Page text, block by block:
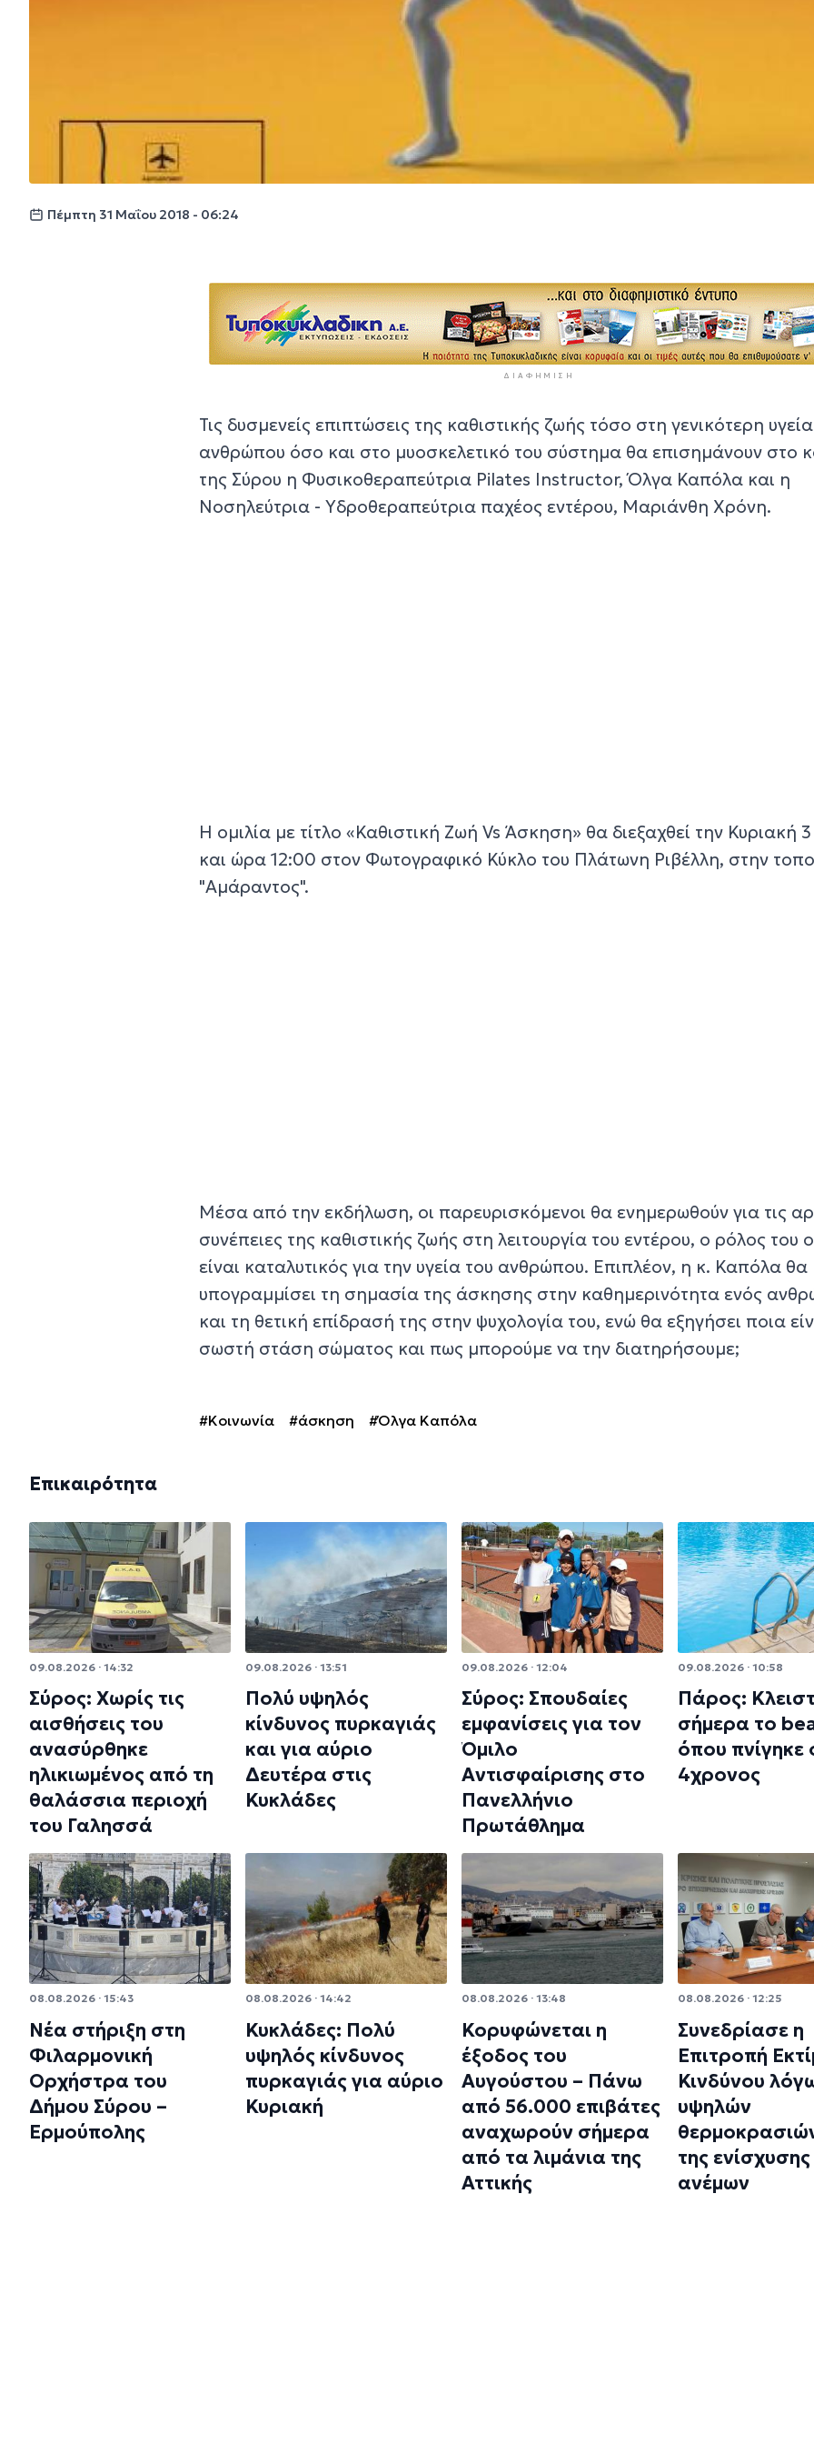
Πέμπτη 31 Μαΐου 2018 - 06:24
ΔΙΑΦΉΜΙΣΗ
Τις δυσμενείς επιπτώσεις της καθιστικής ζωής τόσο στη γενικότερη
ανθρώπου όσο και στο μυοσκελετικό του σύστημα θα επισημάνουν στο
της Σύρου η Φυσικοθεραπεύτρια Pilates Instructor, Όλγα Καπόλα και η
Νοσηλεύτρια - Υδροθεραπεύτρια παχέος εντέρου, Μαριάνθη Χρόνη.
Η ομιλία με τίτλο «Καθιστική Ζωή Vs Άσκηση» θα διεξαχθεί την Κυριακή 3
και ώρα 12:00 στον Φωτογραφικό Κύκλο του Πλάτωνη Ριβέλλη, στην
"Αμάραντος".
Μέσα από την εκδήλωση, οι παρευρισκόμενοι θα ενημερωθούν για τις
συνέπειες της καθιστικής ζωής στη λειτουργία του εντέρου, ο ρόλος του
είναι καταλυτικός για την υγεία του ανθρώπου. Επιπλέον, η κ. Καπόλα θα
υπογραμμίσει τη σημασία της άσκησης στην καθημερινότητα ενός
και τη θετική επίδρασή της στην ψυχολογία του, ενώ θα εξηγήσει ποια
σωστή στάση σώματος και πως μπορούμε να την διατηρήσουμε;
#Κοινωνία #άσκηση #Όλγα Καπόλα
Επικαιρότητα
09.08.2026 · 14:32
Σύρος: Χωρίς τις
αισθήσεις του
ανασύρθηκε
ηλικιωμένος από τη
θαλάσσια περιοχή
του Γαλησσά
09.08.2026 · 13:51
Πολύ υψηλός
κίνδυνος πυρκαγιάς
και για αύριο
Δευτέρα στις
Κυκλάδες
09.08.2026 · 12:04
Σύρος: Σπουδαίες
εμφανίσεις για τον
Όμιλο
Αντισφαίρισης στο
Πανελλήνιο
Πρωτάθλημα
09.08.2026 · 10:58
Πάρος:
σήμερα το
όπου πνίγηκε
4χρονος
08.08.2026 · 15:43
Νέα στήριξη στη
Φιλαρμονική
Ορχήστρα του
Δήμου Σύρου –
Ερμούπολης
08.08.2026 · 14:42
Κυκλάδες: Πολύ
υψηλός κίνδυνος
πυρκαγιάς για αύριο
Κυριακή
08.08.2026 · 13:48
Κορυφώνεται η
έξοδος του
Αυγούστου – Πάνω
από 56.000 επιβάτες
αναχωρούν σήμερα
από τα λιμάνια της
Αττικής
08.08.2026 · 12:25
Συνεδρίασε η
Επιτροπή
Κινδύνου
υψηλών
της
ανέμων